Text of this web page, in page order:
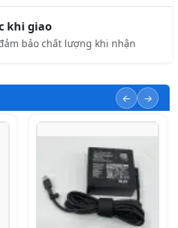
khi giao
bảo chất lượng khi nhận